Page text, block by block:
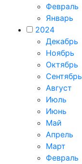
Февраль
Январь
2024
Декабрь
Ноябрь
Октябрь
Сентябрь
Август
Июль
Июнь
Май
Апрель
Март
Февраль